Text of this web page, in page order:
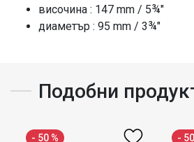
височина : 147 mm / 5¾"
диаметър : 95 mm / 3¾"
Подобни
- 50 % -